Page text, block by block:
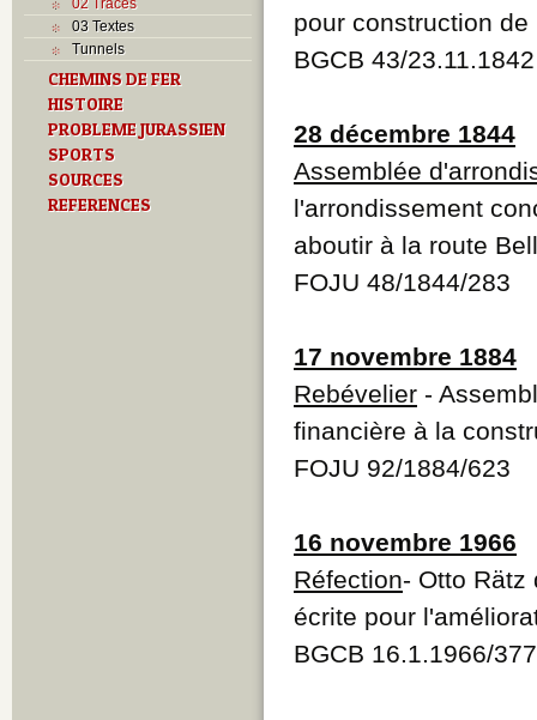
03 Textes
Tunnels
CHEMINS DE FER
HISTOIRE
PROBLEME JURASSIEN
SPORTS
SOURCES
REFERENCES
pour construction
BGCB 43/23.11.1842
28 décembre 1844
Assemblée
l'arrondissement
aboutir à la route
FOJU 48/1844/283
17 novembre 1884
Rebévelier -
financière à la
FOJU 92/1884/623
16 novembre 1966
Réfection- Otto Rätz
écrite pour
BGCB 16.1.1966/377